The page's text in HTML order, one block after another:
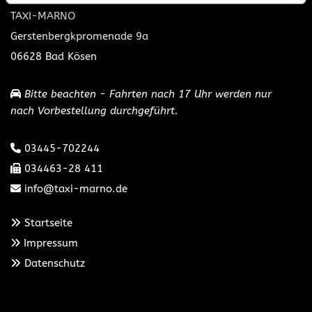
TAXI-MARNO
Gerstenbergkpromenade 9a
06628 Bad Kösen
 Bitte beachten - Fahrten nach 17 Uhr werden nur
nach Vorbestellung durchgeführt.
 03445-702244
 034463-28 411
 info@taxi-marno.de
 Startseite
 Impressum
 Datenschutz